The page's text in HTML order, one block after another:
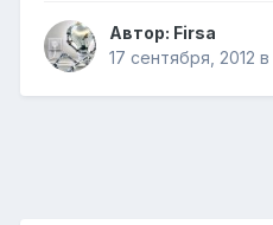
Автор: Firsa
17 сентября, 2012 в